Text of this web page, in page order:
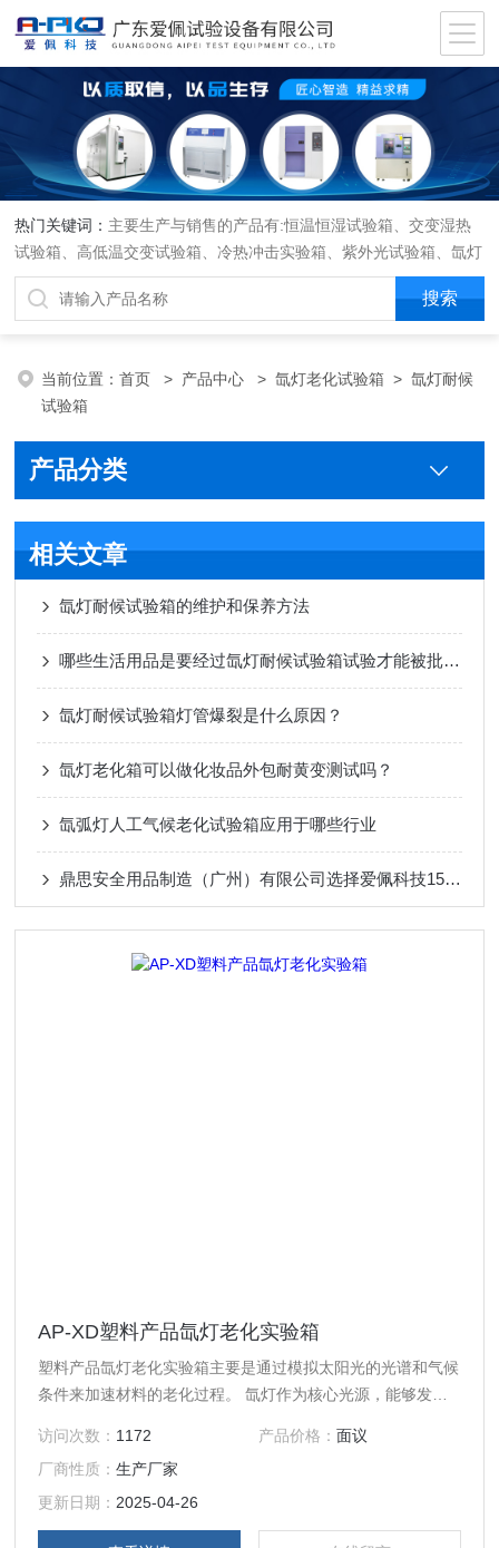
热门关键词： 主要生产与销售的产品有:恒温恒湿试验箱、交变湿热
试验箱、高低温交变试验箱、冷热冲击实验箱、紫外光试验箱、氙灯
老化箱、恒温恒湿实验室、沙尘试验箱、淋雨试验箱、盐水喷雾试验
箱、各种振动试验台、拉力试验机、蒸汽老化试验机、跌落试验机、
当前位置：首页 > 产品中心 >氙灯老化试验箱 >氙灯耐候
试验箱
产品分类
相关文章
氙灯耐候试验箱的维护和保养方法
哪些生活用品是要经过氙灯耐候试验箱试验才能被批量生产的？
氙灯耐候试验箱灯管爆裂是什么原因？
氙灯老化箱可以做化妆品外包耐黄变测试吗？
氙弧灯人工气候老化试验箱应用于哪些行业
鼎思安全用品制造（广州）有限公司选择爱佩科技150升氙灯老化试验箱
AP-XD塑料产品氙灯老化实验箱
塑料产品氙灯老化实验箱主要是通过模拟太阳光的光谱和气候
条件来加速材料的老化过程。‌ 氙灯作为核心光源，能够发出
可以模拟太阳光对材料的照射，从而加速材料的老化过程。试
验箱通过调节氙灯的灯光强度和时间，模拟不同气候条件下的
材料老化情况。此外，试验箱还可以调节温度和湿度等环境参
数，以模拟实际自然环境中的老化条件。‌
访问次数： 1172 产品价格： 面议
厂商性质：生产厂家
更新日期： 2025-04-26